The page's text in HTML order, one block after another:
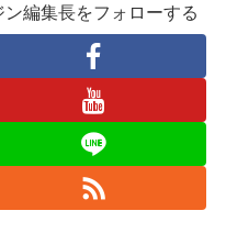
編集長をフォローする